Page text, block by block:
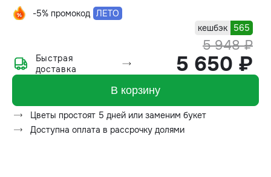
-5% промокод ЛЕТО
кешбэк
565
5 948 ₽
5 650 ₽
Быстрая
доставка
В корзину
Цветы простоят 5 дней или заменим букет
Доступна оплата в рассрочку долями